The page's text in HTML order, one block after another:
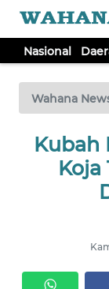
Nasional
Wahana
Kubah
Koja
TV
Tutup
NASIONAL
KRIMINAL